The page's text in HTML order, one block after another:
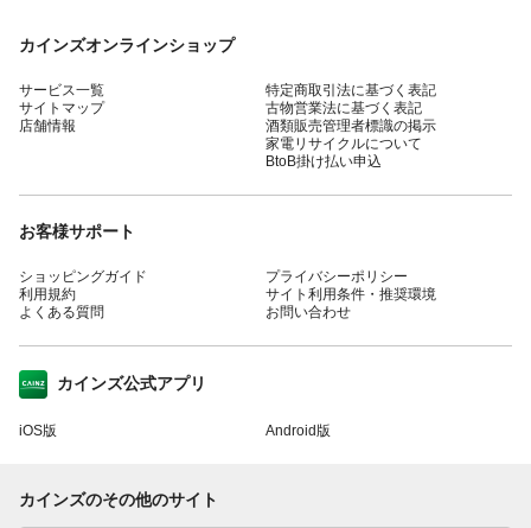
カインズオンラインショップ
サービス一覧
サイトマップ
店舗情報
特定商取引法に基づく表記
古物営業法に基づく表記
酒類販売管理者標識の掲示
家電リサイクルについて
BtoB掛け払い申込
お客様サポート
ショッピングガイド
利用規約
よくある質問
プライバシーポリシー
サイト利用条件・推奨環境
お問い合わせ
カインズ公式アプリ
iOS版 Android版
カインズのその他のサイト